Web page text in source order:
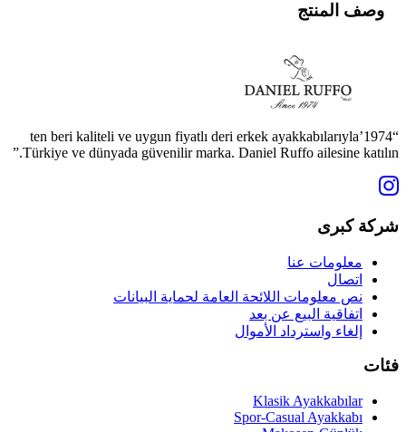
وصف المنتج
“1974’ten beri kaliteli ve uygun fiyatlı deri erkek ayakkabılarıyla
Türkiye ve dünyada güvenilir marka. Daniel Ruffo ailesine katılın.”
شركة كبرى
معلومات عنا
اتصال
نص معلومات اللائحة العامة لحماية البيانات
اتفاقية البيع عن بعد
إلغاء واسترداد الأموال
فئات
Klasik Ayakkabılar
Spor-Casual Ayakkabı